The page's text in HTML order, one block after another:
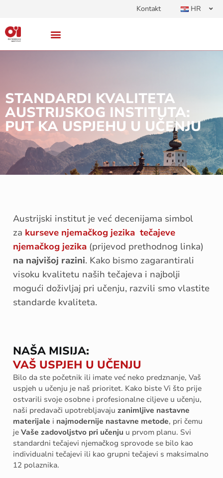
Kontakt HR
STANDARDI KVALITETA
AUSTRIJSKOG INSTITUTA:
PUT KA USPJEHU U UČENJU
Austrijski institut je već decenijama simbol
za kurseve njemačkog jezika tečajeve
njemačkog jezika (prijevod prethodnog linka)
na najvišoj razini. Kako bismo zagarantirali
visoku kvalitetu naših tečajeva i najbolji
mogući doživljaj pri učenju, razvili smo vlastite
standarde kvaliteta.
NAŠA MISIJA:
VAŠ USPJEH U UČENJU
Bilo da ste početnik ili imate već neko predznanje, Vaš
uspjeh u učenju je naš prioritet. Kako biste Vi što prije
ostvarili svoje osobne i profesionalne ciljeve u učenju,
naši predavači upotrebljavaju zanimljive nastavne
materijale i najmodernije nastavne metode, pri čemu
je Vaše zadovoljstvo pri učenju u prvom planu. Svi
standardni tečajevi njemačkog sprovode se bilo kao
individualni tečajevi ili kao grupni tečajevi s maksimalno
12 polaznika.